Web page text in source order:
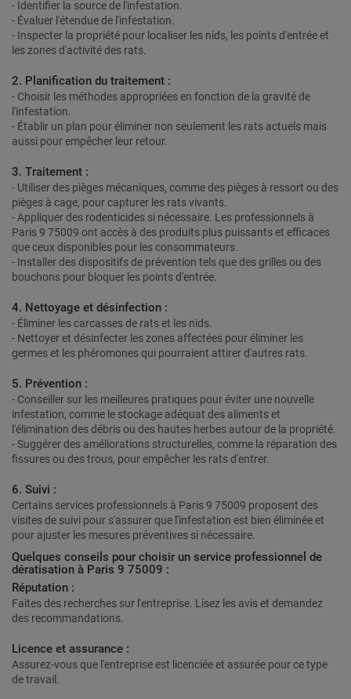
- Identifier la source de l'infestation.
- Évaluer l'étendue de l'infestation.
- Inspecter la propriété pour localiser les nids, les points d'entrée et
les zones d'activité des rats.
2. Planification du traitement :
- Choisir les méthodes appropriées en fonction de la gravité de
l'infestation.
- Établir un plan pour éliminer non seulement les rats actuels mais
aussi pour empêcher leur retour.
3. Traitement :
- Utiliser des pièges mécaniques, comme des pièges à ressort ou des
pièges à cage, pour capturer les rats vivants.
- Appliquer des rodenticides si nécessaire. Les professionnels à
Paris 9 75009 ont accès à des produits plus puissants et efficaces
que ceux disponibles pour les consommateurs.
- Installer des dispositifs de prévention tels que des grilles ou des
bouchons pour bloquer les points d'entrée.
4. Nettoyage et désinfection :
- Éliminer les carcasses de rats et les nids.
- Nettoyer et désinfecter les zones affectées pour éliminer les
germes et les phéromones qui pourraient attirer d'autres rats.
5. Prévention :
- Conseiller sur les meilleures pratiques pour éviter une nouvelle
infestation, comme le stockage adéquat des aliments et
l'élimination des débris ou des hautes herbes autour de la propriété.
- Suggérer des améliorations structurelles, comme la réparation des
fissures ou des trous, pour empêcher les rats d'entrer.
6. Suivi :
Certains services professionnels à Paris 9 75009 proposent des
visites de suivi pour s'assurer que l'infestation est bien éliminée et
pour ajuster les mesures préventives si nécessaire.
Quelques conseils pour choisir un service professionnel de
dératisation à Paris 9 75009 :
Réputation :
Faites des recherches sur l'entreprise. Lisez les avis et demandez
des recommandations.
Licence et assurance :
Assurez-vous que l'entreprise est licenciée et assurée pour ce type
de travail.